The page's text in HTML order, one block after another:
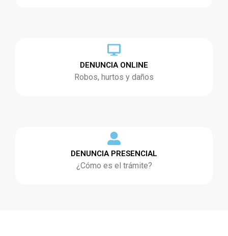
DENUNCIA ONLINE
Robos, hurtos y daños
DENUNCIA PRESENCIAL
¿Cómo es el trámite?